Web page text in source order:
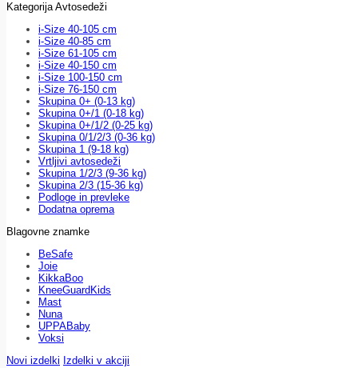
Kategorija Avtosedeži
i-Size 40-105 cm
i-Size 40-85 cm
i-Size 61-105 cm
i-Size 40-150 cm
i-Size 100-150 cm
i-Size 76-150 cm
Skupina 0+ (0-13 kg)
Skupina 0+/1 (0-18 kg)
Skupina 0+/1/2 (0-25 kg)
Skupina 0/1/2/3 (0-36 kg)
Skupina 1 (9-18 kg)
Vrtljivi avtosedeži
Skupina 1/2/3 (9-36 kg)
Skupina 2/3 (15-36 kg)
Podloge in prevleke
Dodatna oprema
Blagovne znamke
BeSafe
Joie
KikkaBoo
KneeGuardKids
Mast
Nuna
UPPABaby
Voksi
Novi izdelki Izdelki v akciji